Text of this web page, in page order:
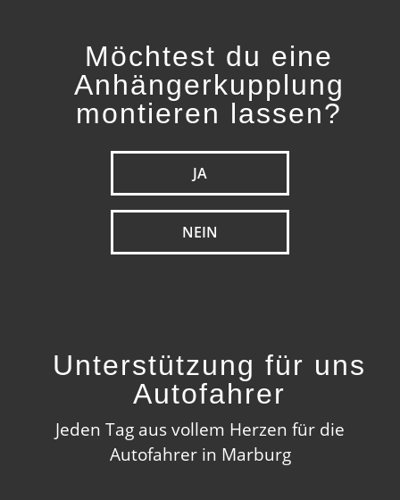
Möchtest du eine
Anhängerkupplung
montieren lassen?
JA
NEIN
Unterstützung für uns
Autofahrer
Jeden Tag aus vollem Herzen für die
Autofahrer in Marburg